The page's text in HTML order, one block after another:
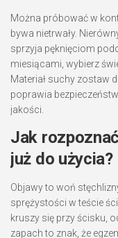
Można próbować w
bywa nietrwały.
sprzyja pęknięciom
miesiącami, wybierz
Materiał suchy zostaw
poprawia
jakości.
Jak
już do użycia?
Objawy to woń
sprężystości w teście
kruszy się przy ścisku,
zapach to znak, że